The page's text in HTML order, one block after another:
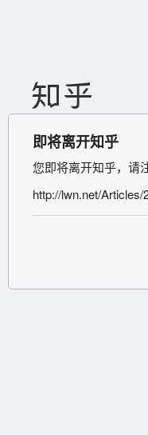
即将离开知乎
您即将离开知乎，请
http://lwn.net/Articles/